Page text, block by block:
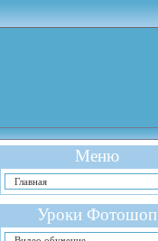
Меню
Главная
Уроки Фотошоп